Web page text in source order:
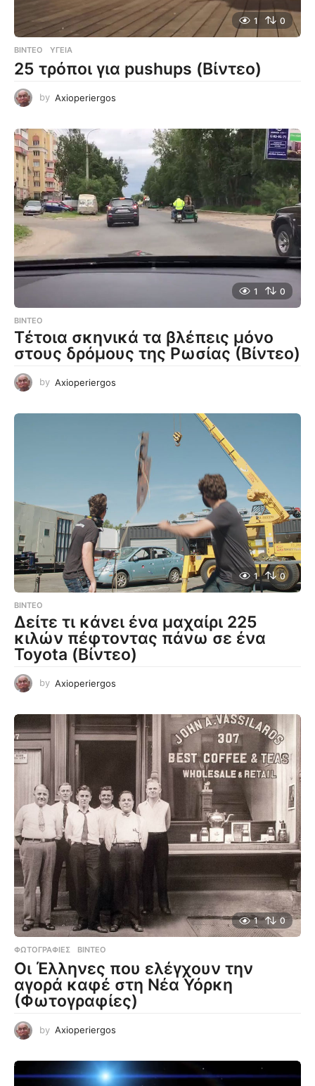
1 0
ΒΊΝΤΕΟ ΥΓΕΊΑ
25 τρόποι για pushups (Βίντεο)
by Axioperiergos
1 0
ΒΊΝΤΕΟ
Τέτοια σκηνικά τα βλέπεις μόνο
στους δρόμους της Ρωσίας (Βίντεο)
by Axioperiergos
1 0
ΒΊΝΤΕΟ
Δείτε τι κάνει ένα μαχαίρι 225
κιλών πέφτοντας πάνω σε ένα
Toyota (Βίντεο)
by Axioperiergos
1 0
ΦΩΤΟΓΡΑΦΊΕΣ ,ΒΊΝΤΕΟ
Οι Έλληνες που ελέγχουν την
αγορά καφέ στη Νέα Υόρκη
(Φωτογραφίες)
by Axioperiergos